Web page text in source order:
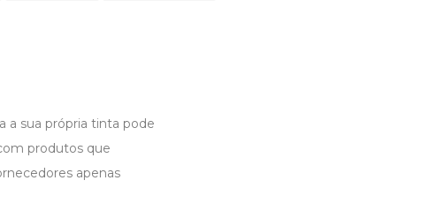
a sua própria tinta pode
produtos que
apenas